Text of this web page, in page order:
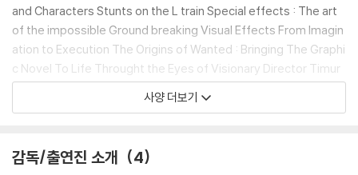
and Characters Stunts on the L train Special effects : The art
of the impossible Ground breaking Visual Effects From Imagin
ation to Execution The Origins of Wanted : Bringing The Graphi
c Novel To Life Throught the Eyes of Visionary Director Timur
Bekmambetov Wanted : Motion Comics The Making of Wante
d : The game 사운드포맷 : DTS-HD 5.1 돌비디지털 5.1
사양 더보기
감독/출연진 소개 4